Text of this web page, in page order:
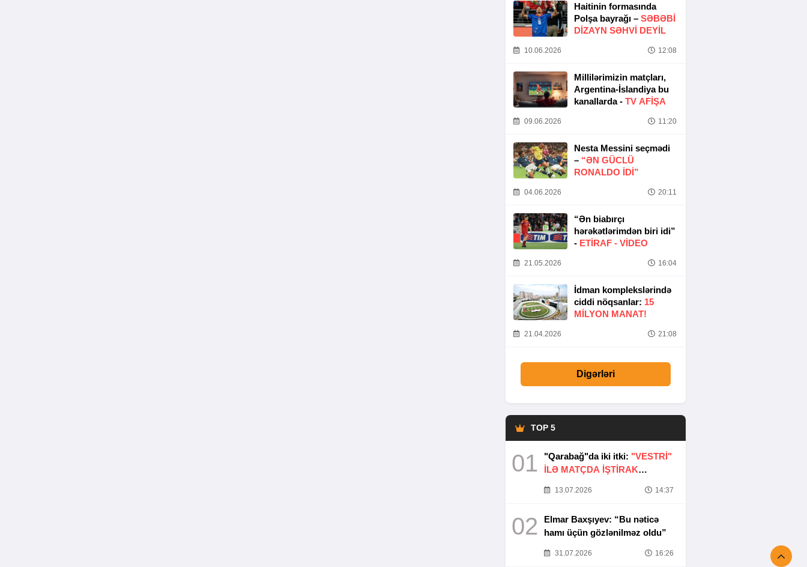
Haitinin formasında
Polşa bayrağı – SƏBƏBI
DIZAYN SƏHVI DEYIL
10.06.2026 12:08
Millilərimizin matçları,
Argentina-İslandiya bu
kanallarda - TV AFİŞA
09.06.2026 11:20
Nesta Messini seçmədi
– “ƏN GÜCLÜ
RONALDO IDI”
04.06.2026 20:11
“Ən biabırçı
hərəkətlərimdən biri idi”
- ETIRAF - VİDEO
21.05.2026 16:04
İdman komplekslərində
ciddi nöqsanlar: 15
MILYON MANAT!
21.04.2026 21:08
Digərləri
TOP 5
01 "Qarabağ"da iki itki: "VESTRİ"
İLƏ MATÇDA İŞTİRAK
13.07.2026 14:37
02
Elmar Baxşıyev: “Bu nəticə
hamı üçün gözlənilməz oldu”
31.07.2026 16:26